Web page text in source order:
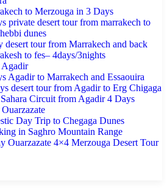
to Merzouga in 3 Days
private desert tour from marrakech to
dunes
desert tour from Marrakech and back
to fes– 4days/3nights
Agadir
Agadir to Marrakech and Essaouira
desert tour from Agadir to Erg Chigaga
Circuit from Agadir 4 Days
Day Trip to Chegaga Dunes
in Saghro Mountain Range
Ouarzazate 4×4 Merzouga Desert Tour